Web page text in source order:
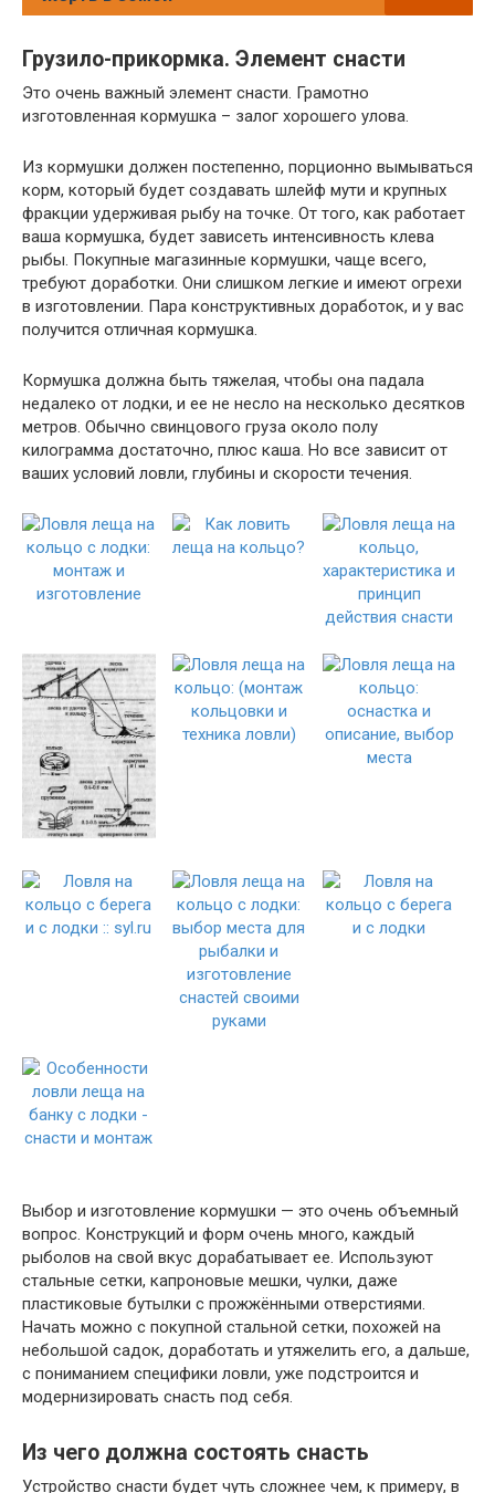
Грузило-прикормка. Элемент снасти
Это очень важный элемент снасти. Грамотно
изготовленная кормушка – залог хорошего улова.
Из кормушки должен постепенно, порционно вымываться
корм, который будет создавать шлейф мути и крупных
фракции удерживая рыбу на точке. От того, как работает
ваша кормушка, будет зависеть интенсивность клева
рыбы. Покупные магазинные кормушки, чаще всего,
требуют доработки. Они слишком легкие и имеют огрехи
в изготовлении. Пара конструктивных доработок, и у вас
получится отличная кормушка.
Кормушка должна быть тяжелая, чтобы она падала
недалеко от лодки, и ее не несло на несколько десятков
метров. Обычно свинцового груза около полу
килограмма достаточно, плюс каша. Но все зависит от
ваших условий ловли, глубины и скорости течения.
Выбор и изготовление кормушки — это очень объемный
вопрос. Конструкций и форм очень много, каждый
рыболов на свой вкус дорабатывает ее. Используют
стальные сетки, капроновые мешки, чулки, даже
пластиковые бутылки с прожжёнными отверстиями.
Начать можно с покупной стальной сетки, похожей на
небольшой садок, доработать и утяжелить его, а дальше,
с пониманием специфики ловли, уже подстроится и
модернизировать снасть под себя.
Из чего должна состоять снасть
Устройство снасти будет чуть сложнее чем, к примеру, в